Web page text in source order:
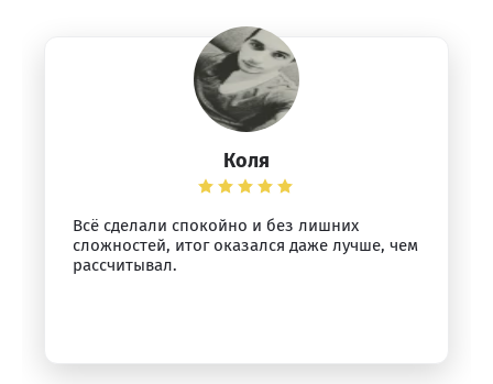
Коля
Всё сделали спокойно и без лишних
сложностей, итог оказался даже лучше, чем
рассчитывал.